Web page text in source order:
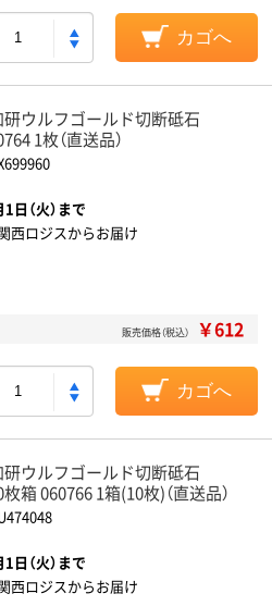
カゴへ
ウルフゴールド切断砥石
1枚（直送品）
日（火）まで
西ロジスからお届け
販売価格（税込） ￥612
カゴへ
ウルフゴールド切断砥石
箱 060766 1箱(10枚)（直送品）
日（火）まで
西ロジスからお届け